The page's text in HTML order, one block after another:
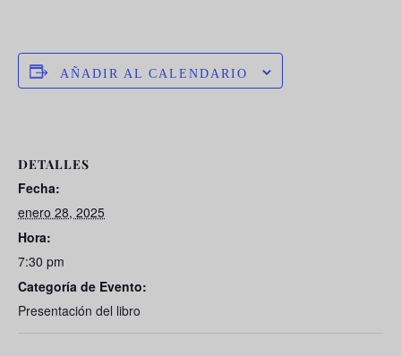
AÑADIR AL CALENDARIO
DETALLES
Fecha:
enero 28, 2025
Hora:
7:30 pm
Categoría de Evento:
Presentación del libro